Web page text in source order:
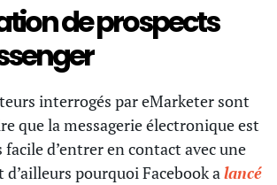
de prospects
interrogés par eMarketer sont
que la messagerie électronique est
d’entrer en contact avec une
d’ailleurs pourquoi Facebook alancé